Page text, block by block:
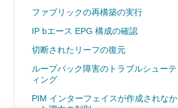
ファブリックの再構築の実行
IP bエース EPG 構成の確認
切断されたリーフの復元
ループバック障害のトラブルシューテ
ィング
PIM インターフェイスが作成されなか